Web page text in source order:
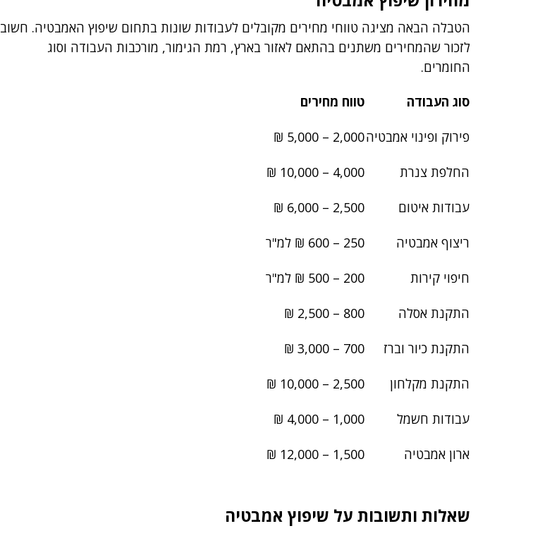
הטבלה הבאה מציגה טווחי מחירים מקובלים לעבודות שונות בתחום שיפוץ האמבטיה. חשוב
לזכור שהמחירים משתנים בהתאם לאזור בארץ, רמת הגימור, מורכבות העבודה וסוג
החומרים.
סוג העבודה טווח מחירים
פירוק ופינוי אמבטיה2,000 – 5,000 ₪
החלפת צנרת 4,000 – 10,000 ₪
עבודות איטום 2,500 – 6,000 ₪
ריצוף אמבטיה 250 – 600 ₪ למ"ר
חיפוי קירות 200 – 500 ₪ למ"ר
התקנת אסלה 800 – 2,500 ₪
התקנת כיור וברז 700 – 3,000 ₪
התקנת מקלחון 2,500 – 10,000 ₪
עבודות חשמל 1,000 – 4,000 ₪
ארון אמבטיה 1,500 – 12,000 ₪
שאלות ותשובות על שיפוץ אמבטיה